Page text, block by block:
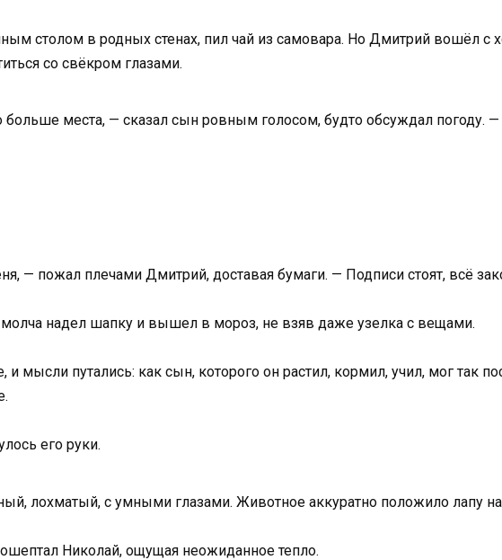
столом в родных стенах, пил чай из самовара. Но Дмитрий вошёл с
со свёкром глазами.
места, — сказал сын ровным голосом, будто обсуждал погоду.
— пожал плечами Дмитрий, доставая бумаги. — Подписи стоят, всё
надел шапку и вышел в мороз, не взяв даже узелка с вещами.
и мысли путались: как сын, которого он растил, кормил, учил, мог так
его руки.
лохматый, с умными глазами. Животное аккуратно положило лапу на
Николай, ощущая неожиданное тепло.